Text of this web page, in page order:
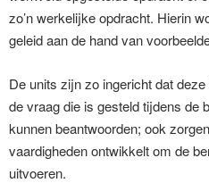
zo’n werkelijke opdracht. Hierin
geleid aan de hand van
De units zijn zo ingericht dat
de vraag die is gesteld tijdens de
kunnen beantwoorden; ook
vaardigheden ontwikkelt om de
uitvoeren.